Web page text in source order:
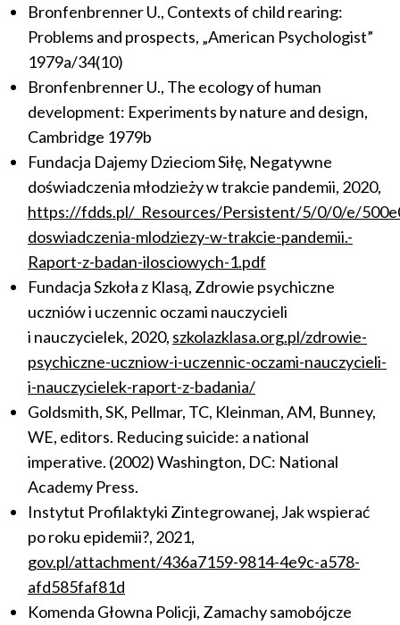
Bronfenbrenner U., Contexts of child rearing:
Problems and prospects, „American Psychologist”
1979a/34(10)
Bronfenbrenner U., The ecology of human
development: Experiments by nature and design,
Cambridge 1979b
Fundacja Dajemy Dzieciom Siłę, Negatywne
doświadczenia młodzieży w trakcie pandemii, 2020,
https://fdds.pl/_Resources/Persistent/5/0/0/e/
doswiadczenia-mlodziezy-w-trakcie-pandemii.-
Raport-z-badan-ilosciowych-1.pdf
Fundacja Szkoła z Klasą, Zdrowie psychiczne
uczniów i uczennic oczami nauczycieli
i nauczycielek, 2020, szkolazklasa.org.pl/zdrowie-
psychiczne-uczniow-i-uczennic-oczami-nauczycieli-
i-nauczycielek-raport-z-badania/
Goldsmith, SK, Pellmar, TC, Kleinman, AM, Bunney,
WE, editors. Reducing suicide: a national
imperative. (2002) Washington, DC: National
Academy Press.
Instytut Profilaktyki Zintegrowanej, Jak wspierać
po roku epidemii?, 2021,
gov.pl/attachment/436a7159-9814-4e9c-a578-
afd585faf81d
Komenda Głowna Policji, Zamachy samobójcze